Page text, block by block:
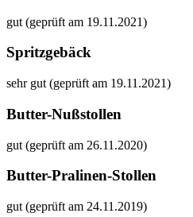
gut (geprüft am 19.11.2021)
Spritzgebäck
sehr gut (geprüft am 19.11.2021)
Butter-Nußstollen
gut (geprüft am 26.11.2020)
Butter-Pralinen-Stollen
gut (geprüft am 24.11.2019)